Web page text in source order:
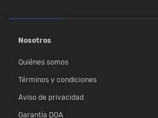
Nosotros
Quiénes somos
Términos y condiciones
Aviso de privacidad
Garantía DOA